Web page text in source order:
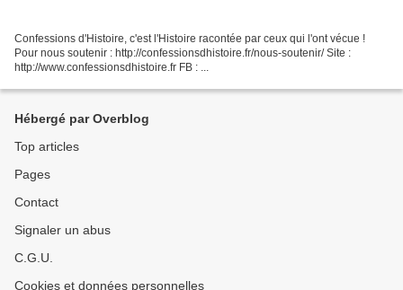
Confessions d'Histoire, c'est l'Histoire racontée par ceux qui l'ont vécue !
Pour nous soutenir : http://confessionsdhistoire.fr/nous-soutenir/ Site :
http://www.confessionsdhistoire.fr FB : ...
Hébergé par Overblog
Top articles
Pages
Contact
Signaler un abus
C.G.U.
Cookies et données personnelles